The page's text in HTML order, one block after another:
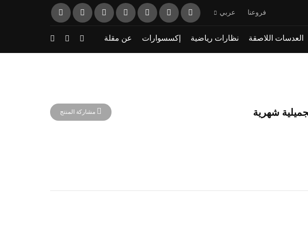
فروعنا عربي
العدسات اللاصقة نظارات رياضية إكسسوارات عن مقلة
مشاركة المنتج